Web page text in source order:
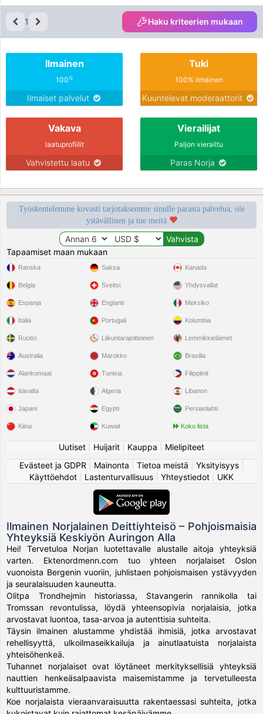
1 Haku kriteerien mukaan
Ilmainen
100%
Ilmaiset palvelut
Tuki
100% ilmainen
Kuuntelevat moderaattorit
Vakava
laatuprofiilit
Vahvistettu laatu
Vierailijat
Paljon vierailtu
Paras Norja
Työskentelemme kovasti tarjotaksemme sinulle parasta palvelua, ole
ystävällinen ja tue meitä
Tapaamiset maan mukaan
Ranska
Belgia
Espanja
Italia
Ruotsi
Saksa
Sveitsi
Englanti
Portugali
Liikuntarajoitteinen
Kanada
Yhdysvallat
Meksiko
Kolumbia
Lemmikkieläimet
Australia
Alankomaat
Itävalta
Japani
Kiina
Marokko
Tunisia
Algeria
Egypti
Kuwait
Brasilia
Filippiinit
Libanon
Persianlahti
Koko lista
Uutiset Huijarit Kauppa
Mielipiteet
Evästeet ja GDPR
Mainonta Tietoa meistä Yksityisyys|
Käyttöehdot
Lastenturvallisuus Yhteystiedot UKK
Ilmainen Norjalainen Deittiyhteisö – Pohjoismaisia
Yhteyksiä Keskiyön Auringon Alla
Hei! Tervetuloa Norjan luotettavalle alustalle aitoja yhteyksiä
varten. Ektenordmenn.com tuo yhteen norjalaiset Oslon
vuonoista Bergenin vuoriin, juhlistaen pohjoismaisen ystävyyden
ja seuralaisuuden kauneutta.
Olitpa Trondhejmin historiassa, Stavangerin rannikolla tai
Tromssan revontulissa, löydä yhteensopivia norjalaisia, jotka
arvostavat luontoa, tasa-arvoa ja autenttisia suhteita.
Täysin ilmainen alustamme yhdistää ihmisiä, jotka arvostavat
rehellisyyttä, ulkoilmaseikkailuja ja ainutlaatuista norjalaista
yhteisöhenkeä.
Tuhannet norjalaiset ovat löytäneet merkityksellisiä yhteyksiä
nauttien henkeäsalpaavista maisemistamme ja tervetulleesta
kulttuuristamme.
Koe norjalaista vieraanvaraisuutta rakentaessasi suhteita, jotka